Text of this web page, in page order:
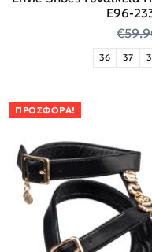
E96-
€
36 37
ΠΡΟΣΦΟΡΆ!